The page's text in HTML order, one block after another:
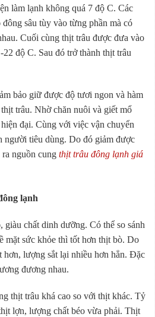
làm lạnh không quá 7 độ C. Các
sâu tùy vào từng phần mà có
Cuối cùng thịt trâu được đưa vào
độ C. Sau đó trở thành thịt trâu
bảo giữ được độ tươi ngon và hàm
trâu. Nhờ chăn nuôi và giết mổ
đại. Cùng với việc vận chuyển
người tiêu dùng. Do đó giảm được
nguồn cung thịt trâu đông lạnh giá
lạnh
chất dinh dưỡng. Có thể so sánh
mặt sức khỏe thì tốt hơn thịt bò. Do
hơn, lượng sắt lại nhiều hơn hẳn. Đặc
đương nhau.
thịt trâu khá cao so với thịt khác. Tỷ
lợn, lượng chất béo vừa phải. Thịt